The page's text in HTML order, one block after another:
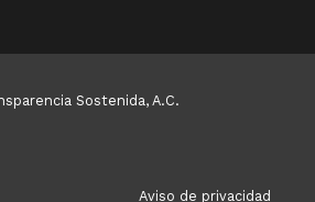
Sostenida, A.C.
Aviso de privacidad